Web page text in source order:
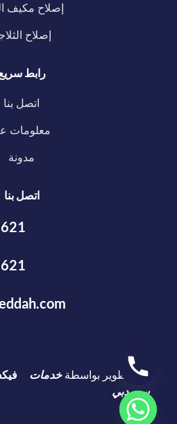
إصلاح مكيف
إصلاح
رابط
اتصل بنا
معلومات
مدونة
اتصل بنا
تم التطوير بواسطة خدمات
سيو دبي